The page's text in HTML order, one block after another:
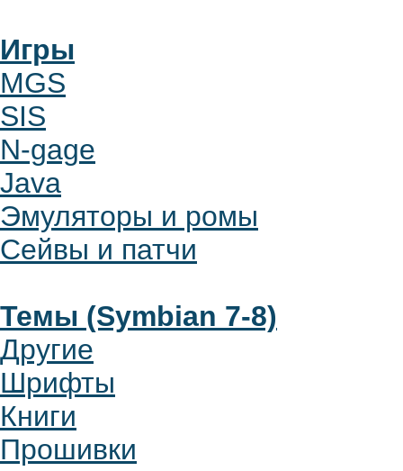
Игры
MGS
SIS
N-gage
Java
Эмуляторы и ромы
Сейвы и патчи
Темы (Symbian 7-8)
Другие
Шрифты
Книги
Прошивки